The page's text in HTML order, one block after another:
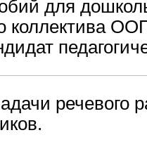
для
коллектива
речевого